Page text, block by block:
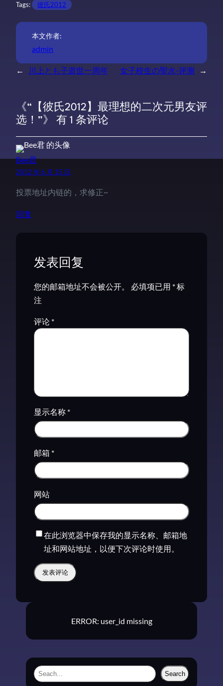
Tags:
彼氏2012
本文作者:
admin
← 川上とも子逝世一周年 女子校生の聖水-评测 →
《“【彼氏2012】最理想的二次元男友评
选！”》 有 1 条评论
Bee君
2012 年 6 月 15 日
投票地址内链的，求修正~
回复
发表回复
您的邮箱地址不会被公开。 必填项已用 *标
注
评论 *
显示名称 *
邮箱 *
网站
在此浏览器中保存我的显示名称、邮箱地
址和网站地址，以便下次评论时使用。
ERROR: user_id missing
S
Search